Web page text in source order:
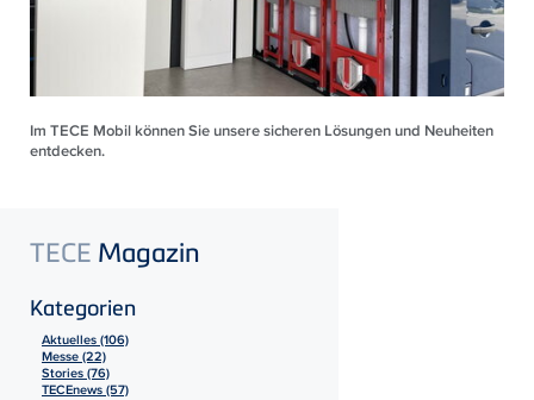
Im TECE Mobil können Sie unsere sicheren Lösungen und Neuheiten
entdecken.
TECE Magazin
Kategorien
Aktuelles (106)
Messe (22)
Stories (76)
TECEnews (57)